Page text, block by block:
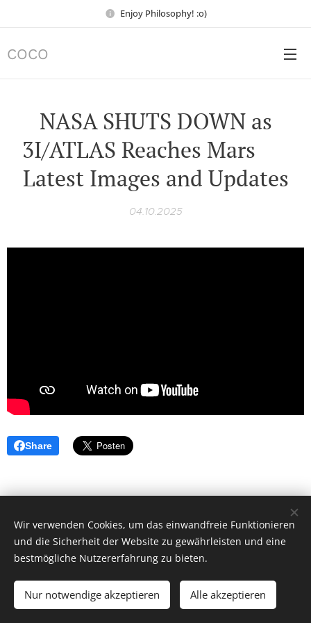
Enjoy Philosophy! :o)
COCO
NASA SHUTS DOWN as
3I/ATLAS Reaches Mars ☄️
Latest Images and Updates
04.10.2025
Share
© 2026 by Dr. Andrea Christoph-Gaugusch
All rights reserved.
Cookies
Wir verwenden Cookies, um das einwandfreie Funktionieren
und die Sicherheit der Website zu gewährleisten und eine
bestmögliche Nutzererfahrung zu bieten.
Nur notwendige akzeptieren Alle akzeptieren